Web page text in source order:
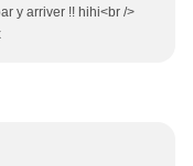
y arriver !! hihi<br />